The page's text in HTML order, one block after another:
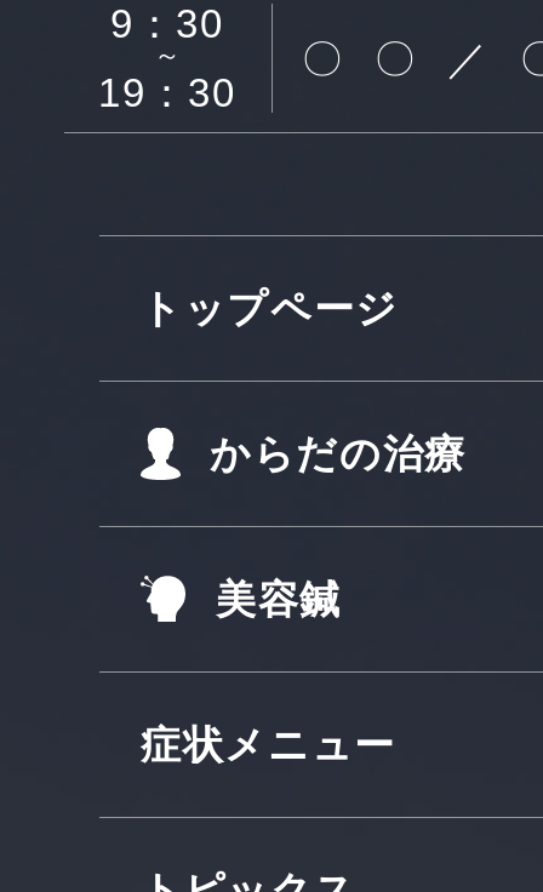
9：30
～
19：30
〇 〇 ／
トップページ
からだの治療
美容鍼
症状メニュー